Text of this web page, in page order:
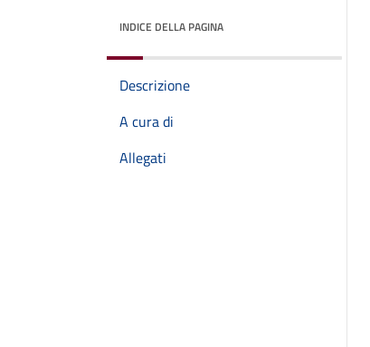
INDICE DELLA PAGINA
Descrizione
A cura di
Allegati